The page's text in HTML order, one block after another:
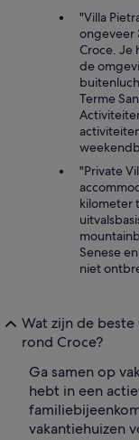
"Villa
ongeveer
Croce. Je
de
Terme
"Private
kilometer
Senese
niet
Wat zijn de
rond Croce?
Ga samen op
hebt in een
vakantiehuizen